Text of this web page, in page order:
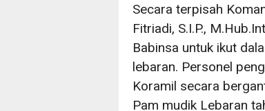
Secara terpisah
Fitriadi, S.I.P.,
Babinsa untuk ikut
lebaran. Personel
Koramil secara
Pam mudik Lebaran